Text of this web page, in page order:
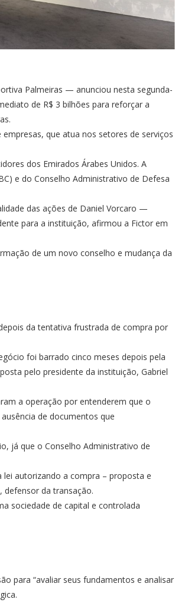
Palmeiras — anunciou nesta segunda-
de R$ 3 bilhões para reforçar a
que atua nos setores de serviços
dos Emirados Árabes Unidos. A
e do Conselho Administrativo de Defesa
das ações de Daniel Vorcaro —
para a instituição, afirmou a Fictor em
de um novo conselho e mudança da
da tentativa frustrada de compra por
foi barrado cinco meses depois pela
pelo presidente da instituição, Gabriel
a operação por entenderem que o
de documentos que
já que o Conselho Administrativo de
autorizando a compra – proposta e
defensor da transação.
sociedade de capital e controlada
para “avaliar seus fundamentos e analisar